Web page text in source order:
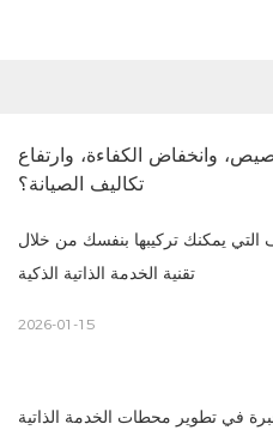
وانخفاض الكفاءة، وارتفاع
تكاليف الصيانة؟
التي يمكنك تركيبها بنفسك من خلال
تقنية الخدمة الذاتية الذكية
2026-01-15
في تطوير محطات الخدمة الذاتية